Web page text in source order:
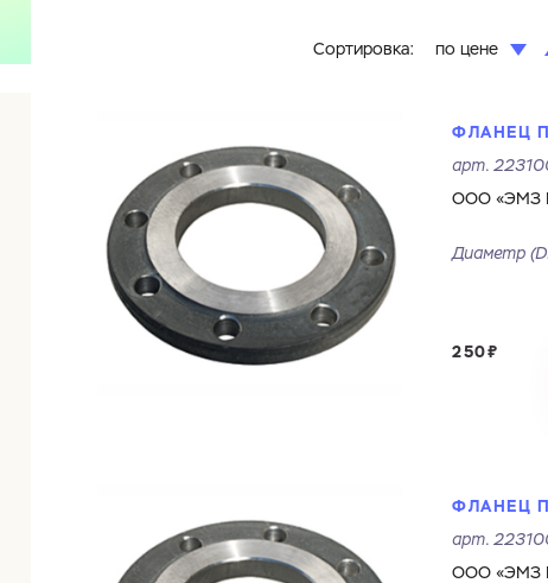
Сортировка: по цене
ФЛАНЕЦ
арт.
ООО «ЭМЗ
Диаметр
250₽
ФЛАНЕЦ
арт.
ООО «ЭМЗ